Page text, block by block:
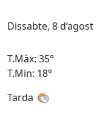
Dissabte, 8 d’agost
T.Màx: 35°
T.Min: 18°
Tarda